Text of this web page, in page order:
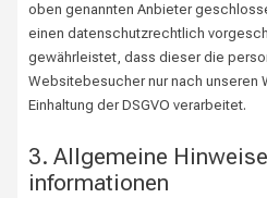
oben genannten Anbieter
einen datenschutzrechtlich
gewährleistet, dass dieser die
Websitebesucher nur nach unseren
Einhaltung der DSGVO verarbeitet.
3. Allgemeine
informationen